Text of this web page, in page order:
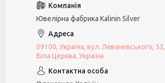
Ювелірна фабрика Kalinin Silver
09100, Україна, вул. Леваневського, 53,
Біла Церква, Україна